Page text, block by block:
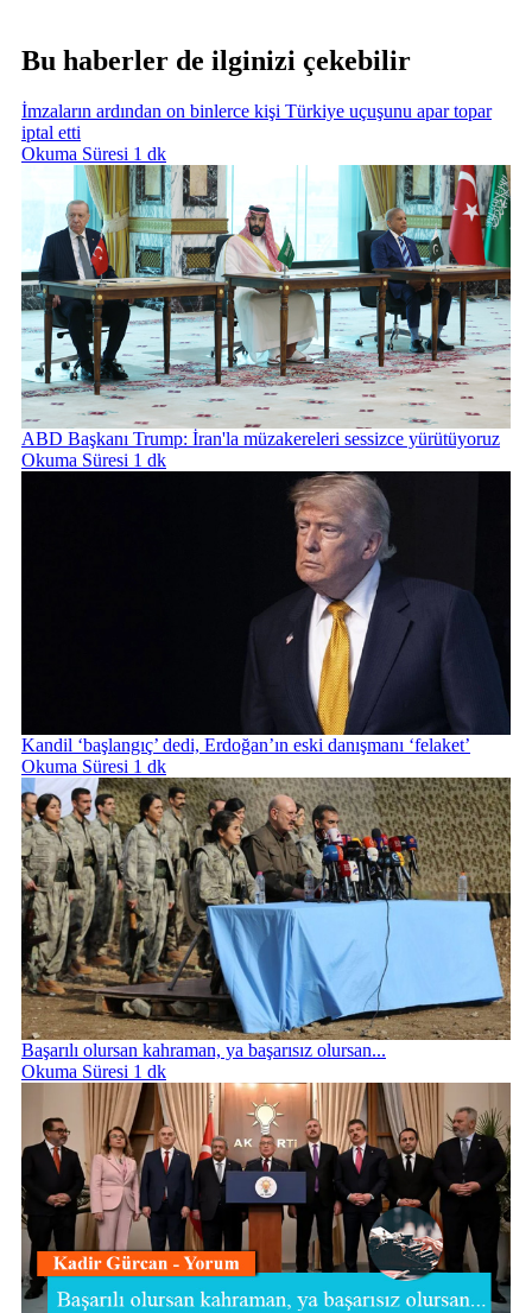
Bu haberler de ilginizi çekebilir
İmzaların ardından on binlerce kişi Türkiye uçuşunu apar topar
iptal etti
Okuma Süresi 1 dk
ABD Başkanı Trump: İran'la müzakereleri sessizce yürütüyoruz
Okuma Süresi 1 dk
Kandil ‘başlangıç’ dedi, Erdoğan’ın eski danışmanı ‘felaket’
Okuma Süresi 1 dk
Başarılı olursan kahraman, ya başarısız olursan...
Okuma Süresi 1 dk